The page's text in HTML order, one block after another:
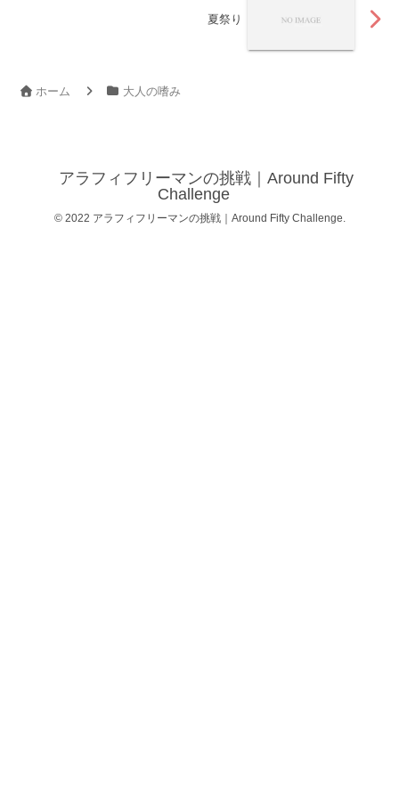
夏祭り
ホーム 大人の嗜み
アラフィフリーマンの挑戦｜Around Fifty
Challenge
© 2022 アラフィフリーマンの挑戦｜Around Fifty Challenge.